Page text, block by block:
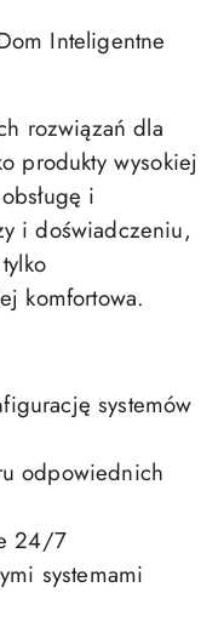
Inteligentne
rozwiązań dla
produkty wysokiej
i
i doświadczeniu,
komfortowa.
systemów
odpowiednich
24/7
systemami